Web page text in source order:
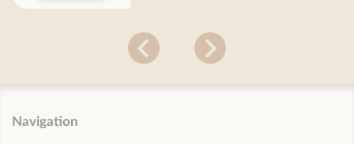
Navigation